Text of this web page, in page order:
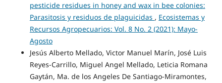
pesticide residues in honey and wax in bee colonies:
Parasitosis y residuos de plaguicidas , Ecosistemas y
Recursos Agropecuarios: Vol. 8 No. 2 (2021): Mayo-
Agosto
Jesús Alberto Mellado, Victor Manuel Marín, José Luis
Reyes-Carrillo, Miguel Angel Mellado, Leticia Romana
Gaytán, Ma. de los Angeles De Santiago-Miramontes,